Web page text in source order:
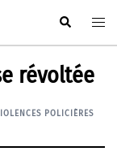
Rechercher
révoltée
POLICIÈRES